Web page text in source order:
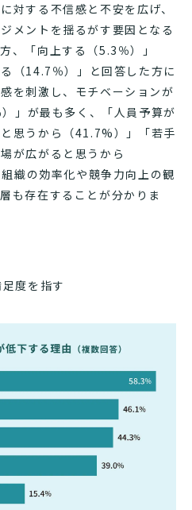
対する不信感と不安を広げ、
メントを揺るがす要因となる
、「向上する（5.3％）」
（14.7％）」と回答した方に
を刺激し、モチベーションが
」が最も多く、「人員予算が
思うから（41.7%）」「若手
が広がると思うから
織の効率化や競争力向上の観
も存在することが分かりま
度を指す